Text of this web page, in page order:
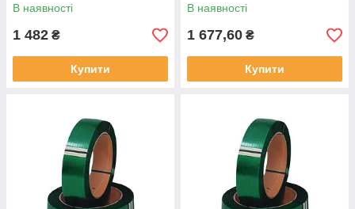
В наявності
1 482 ₴
Купити
В наявності
1 677,60 ₴
Купити